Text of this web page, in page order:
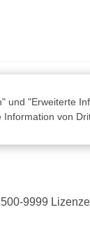
und "Erweiterte
von
9999